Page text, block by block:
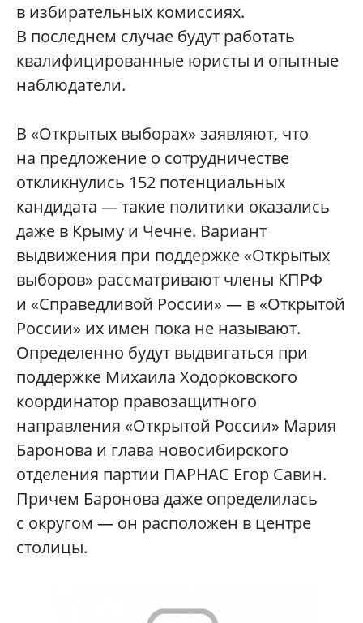
в избирательных комиссиях.
В последнем случае будут работать
квалифицированные юристы и опытные
наблюдатели.
В «Открытых выборах» заявляют, что
на предложение о сотрудничестве
откликнулись 152 потенциальных
кандидата — такие политики оказались
даже в Крыму и Чечне. Вариант
выдвижения при поддержке «Открытых
выборов» рассматривают члены КПРФ
и «Справедливой России» — в «Открытой
России» их имен пока не называют.
Определенно будут выдвигаться при
поддержке Михаила Ходорковского
координатор правозащитного
направления «Открытой России» Мария
Баронова и глава новосибирского
отделения партии ПАРНАС Егор Савин.
Причем Баронова даже определилась
с округом — он расположен в центре
столицы.